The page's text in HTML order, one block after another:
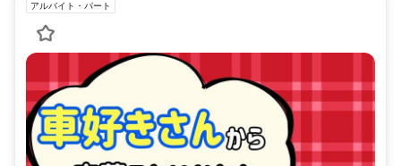
アルバイト・パート